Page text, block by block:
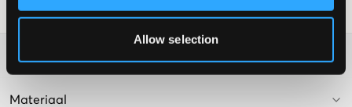
Allow selection
Laundry Advice:
Materiaal